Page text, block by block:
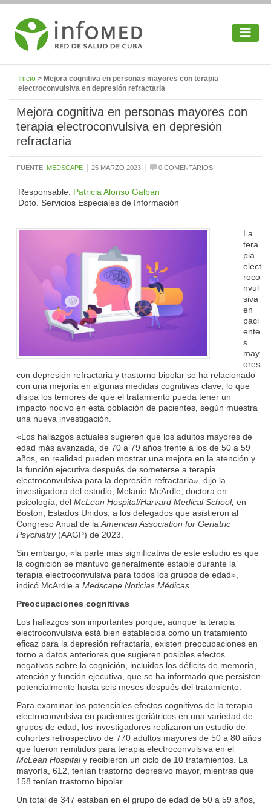
Inicio > Mejora cognitiva en personas mayores con terapia
electroconvulsiva en depresión refractaria
Mejora cognitiva en personas mayores con
terapia electroconvulsiva en depresión
refractaria
FUENTE: MEDSCAPE | 25 MARZO 2023 | 0 COMENTARIOS
Responsable: Patricia Alonso Galbán
Dpto. Servicios Especiales de Información
La
tera
pia
elect
roco
nvul
siva
en
paci
ente
s
may
ores
con depresión refractaria y trastorno bipolar se ha relacionado
con una mejoría en algunas medidas cognitivas clave, lo que
disipa los temores de que el tratamiento pueda tener un
impacto nocivo en esta población de pacientes, según muestra
una nueva investigación.
«Los hallazgos actuales sugieren que los adultos mayores de
edad más avanzada, de 70 a 79 años frente a los de 50 a 59
años, en realidad pueden mostrar una mejora en la atención y
la función ejecutiva después de someterse a terapia
electroconvulsiva para la depresión refractaria», dijo la
investigadora del estudio, Melanie McArdle, doctora en
psicología, del McLean Hospital/Harvard Medical School, en
Boston, Estados Unidos, a los delegados que asistieron al
Congreso Anual de la American Association for Geriatric
Psychiatry(AAGP) de 2023.
Sin embargo, «la parte más significativa de este estudio es que
la cognición se mantuvo generalmente estable durante la
terapia electroconvulsiva para todos los grupos de edad»,
indicó McArdle a Medscape Noticias Médicas.
Preocupaciones cognitivas
Los hallazgos son importantes porque, aunque la terapia
electroconvulsiva está bien establecida como un tratamiento
eficaz para la depresión refractaria, existen preocupaciones en
torno a datos anteriores que sugieren posibles efectos
negativos sobre la cognición, incluidos los déficits de memoria,
atención y función ejecutiva, que se ha informado que persisten
potencialmente hasta seis meses después del tratamiento.
Para examinar los potenciales efectos cognitivos de la terapia
electroconvulsiva en pacientes geriátricos en una variedad de
grupos de edad, los investigadores realizaron un estudio de
cohortes retrospectivo de 770 adultos mayores de 50 a 80 años
que fueron remitidos para terapia electroconvulsiva en el
McLean Hospitaly recibieron un ciclo de 10 tratamientos. La
mayoría, 612, tenían trastorno depresivo mayor, mientras que
158 tenían trastorno bipolar.
Un total de 347 estaban en el grupo de edad de 50 a 59 años,